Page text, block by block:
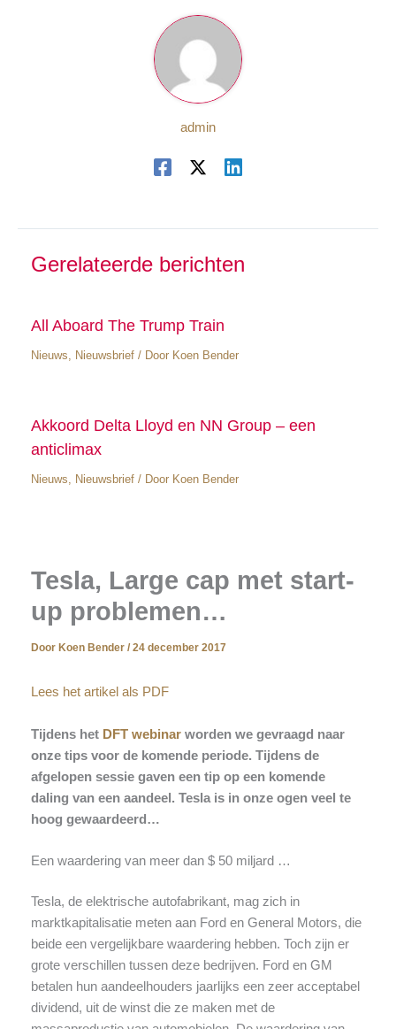
admin
Gerelateerde berichten
All Aboard The Trump Train
Nieuws, Nieuwsbrief/ Door Koen Bender
Akkoord Delta Lloyd en NN Group – een
anticlimax
Nieuws Nieuwsbrief/ Door Koen Bender
Tesla, Large cap met start-
up problemen…
Door Koen Bender / 24 december 2017
Lees het artikel als PDF
Tijdens het DFT webinarworden we gevraagd naar
onze tips voor de komende periode. Tijdens de
afgelopen sessie gaven een tip op een komende
daling van een aandeel. Tesla is in onze ogen veel te
hoog gewaardeerd…
Een waardering van meer dan $ 50 miljard …
Tesla, de elektrische autofabrikant, mag zich in
marktkapitalisatie meten aan Ford en General Motors, die
beide een vergelijkbare waardering hebben. Toch zijn er
grote verschillen tussen deze bedrijven. Ford en GM
betalen hun aandeelhouders jaarlijks een zeer acceptabel
dividend, uit de winst die ze maken met de